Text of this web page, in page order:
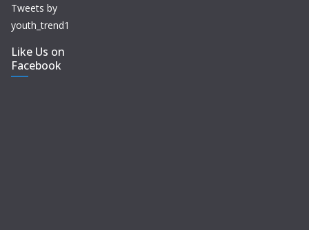
Tweets by
youth_trend1
Like Us on
Facebook